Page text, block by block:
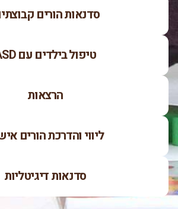
סדנאות הורים
טיפול בילדים עם ASD
הרצאות
ליווי והדרכת הורים
סדנאות דיגיטליות